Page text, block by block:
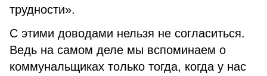
трудности».
С этими доводами нельзя не согласиться.
Ведь на самом деле мы вспоминаем о
коммунальщиках только тогда, когда у нас